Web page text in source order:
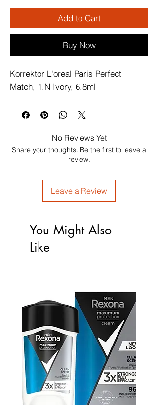
Add to Cart
Buy Now
Korrektor L'oreal Paris Perfect
Match, 1.N Ivory, 6.8ml
No Reviews Yet
Share your thoughts. Be the first to leave a
review.
Leave a Review
You Might Also
Like